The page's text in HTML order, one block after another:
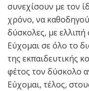
συνεχίσουν με τον
χρόνο, να
δύσκολες, με ελλιπή
Εύχομαι σε όλο το
της εκπαιδευτικής
φέτος τον δύσκολο
Εύχομαι, τέλος,